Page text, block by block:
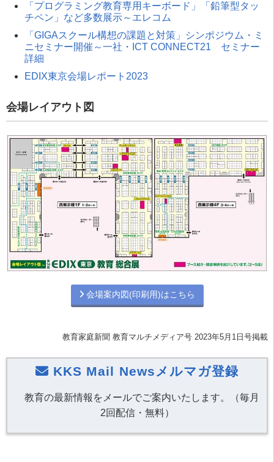
「プログラミング教育専用キーボード」「鉛筆型タッ
チペン」など多数展示～エレコム
「GIGAスクール構想の課題と対策」シンポジウム・ミ
ニセミナー開催～一社・ICT CONNECT21 セミナー
詳細
EDIX東京会場レポート2023
会場レイアウト図
会場案内図(印刷用)はこちら
教育家庭新聞 教育マルチメディア号 2023年5月1日号掲載
KKS Mail Newsメルマガ登録
教育の最新情報をメールでご案内いたします。（毎月
2回配信・無料）